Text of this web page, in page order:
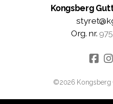
Kongsberg
Org. nr.
©2026 Kongsberg